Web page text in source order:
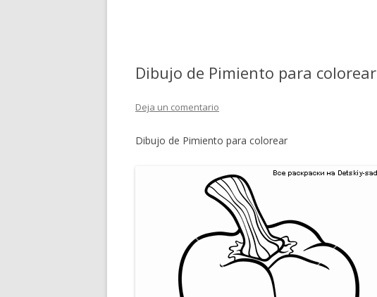
Dibujo de Pimiento para colorear
Deja un comentario
Dibujo de Pimiento para colorear